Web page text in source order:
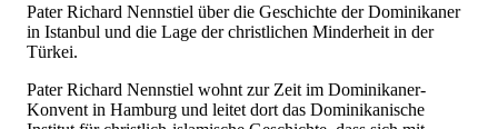
Pater Richard Nennstiel über die Geschichte der Dominikaner
in Istanbul und die Lage der christlichen Minderheit in der
Türkei.
Pater Richard Nennstiel wohnt zur Zeit im Dominikaner-
Konvent in Hamburg und leitet dort das Dominikanische